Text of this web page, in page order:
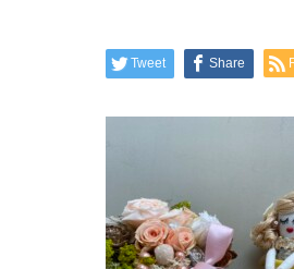
Tweet Share